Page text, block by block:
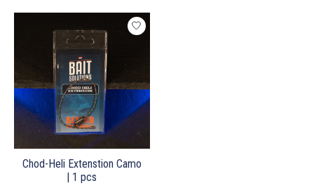
Chod-Heli Extenstion Camo
| 1 pcs